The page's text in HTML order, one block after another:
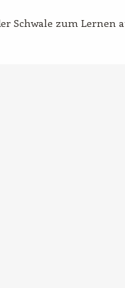
Schwale zum Lernen